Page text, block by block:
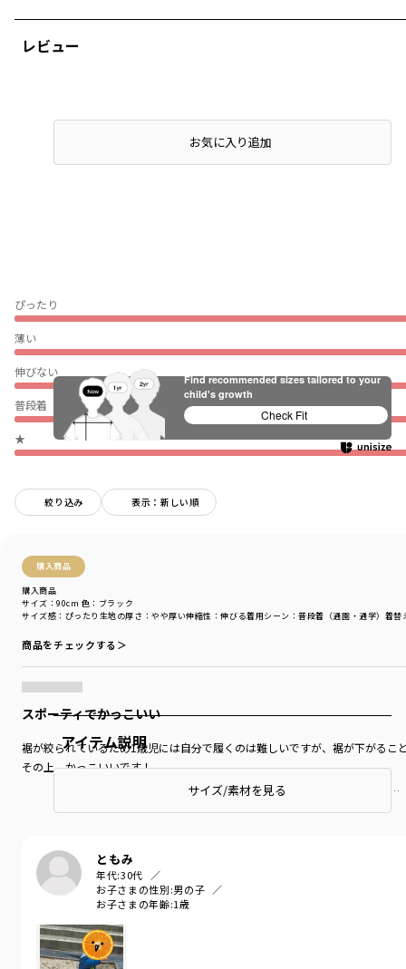
レビュー
ぴったり
薄い
伸びない
普段着（通園・通学）
★
絞り込み 表示：新しい順
購入商品
購入商品
サイズ感 ：ぴったり 生地の厚さ ：やや厚い伸縮性 ：伸びる着用シーン ：普段着（通園・通学） 着替
サイズ：90cm 色：ブラック
商品をチェックする＞
スポーティでかっこいい
裾が絞られているため1歳児には自分で履くのは難しいですが、裾が下がるこ
その上、かっこいいです！
もっと見る…
ともみ
年代:30代
お子さまの性別:男の子
お子さまの年齢:1歳
店頭在庫を確認するお気に入り追加
アイテム説明
サイズ/素材を見る
Find recommended sizes tailored to your
child's growth
Check Fit